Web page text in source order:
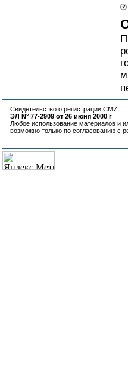
Свидетельство о регистрации СМИ:
ЭЛ N° 77-2909 от 26 июня 2000 г
Любое использование материалов и
возможно только по согласованию с